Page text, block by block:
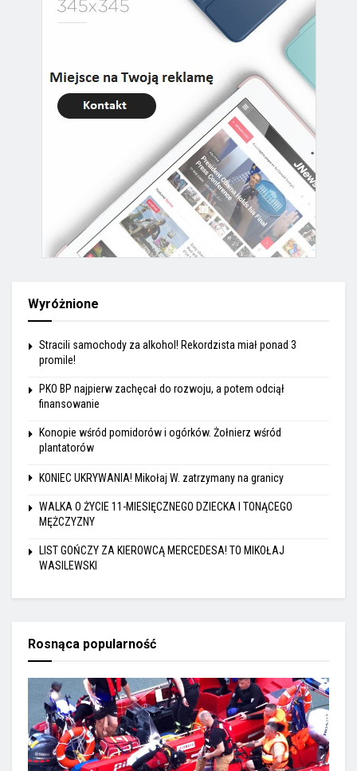
Wyróżnione
Stracili samochody za alkohol! Rekordzista miał ponad 3
promile!
PKO BP najpierw zachęcał do rozwoju, a potem odciął
finansowanie
Konopie wśród pomidorów i ogórków. Żołnierz wśród
plantatorów
KONIEC UKRYWANIA! Mikołaj W. zatrzymany na granicy
WALKA O ŻYCIE 11-MIESIĘCZNEGO DZIECKA I TONĄCEGO
MĘŻCZYZNY
LIST GOŃCZY ZA KIEROWCĄ MERCEDESA! TO MIKOŁAJ
WASILEWSKI
Rosnąca popularność